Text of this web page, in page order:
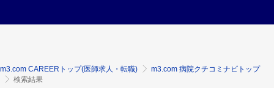
m3.com CAREERトップ(医師求人・転職)
m3.com 病院クチコミナビトップ
検索結果